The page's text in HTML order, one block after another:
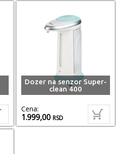
Dozer na senzor Super-
clean 400
Cena:
1.999,00RSD